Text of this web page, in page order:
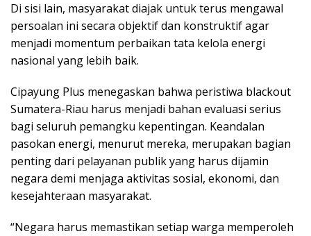
Di sisi lain, masyarakat diajak untuk terus mengawal
persoalan ini secara objektif dan konstruktif agar
menjadi momentum perbaikan tata kelola energi
nasional yang lebih baik.
Cipayung Plus menegaskan bahwa peristiwa blackout
Sumatera-Riau harus menjadi bahan evaluasi serius
bagi seluruh pemangku kepentingan. Keandalan
pasokan energi, menurut mereka, merupakan bagian
penting dari pelayanan publik yang harus dijamin
negara demi menjaga aktivitas sosial, ekonomi, dan
kesejahteraan masyarakat.
“Negara harus memastikan setiap warga memperoleh